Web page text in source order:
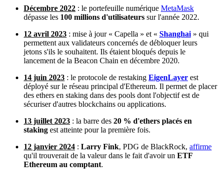
Décembre 2022 : le portefeuille numérique MetaMask
dépasse les 100 millions d'utilisateurs sur l'année 2022.
12 avril 2023 : mise à jour « Capella » et « Shanghai » qui
permettent aux validateurs concernés de débloquer leurs
jetons s'ils le souhaitent. Ils étaient bloqués depuis le
lancement de la Beacon Chain en décembre 2020.
14 juin 2023 : le protocole de restaking EigenLayer est
déployé sur le réseau principal d'Ethereum. Il permet de placer
des ethers en staking dans des pools dont l'objectif est de
sécuriser d'autres blockchains ou applications.
13 juillet 2023 : la barre des 20 % d'ethers placés en
staking est atteinte pour la première fois.
12 janvier 2024 : Larry Fink, PDG de BlackRock, affirme
qu'il trouverait de la valeur dans le fait d'avoir un ETF
Ethereum au comptant.